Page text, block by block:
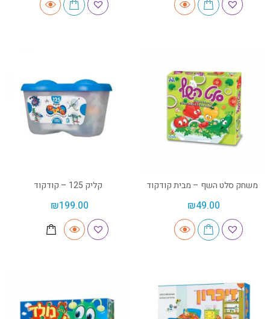
משחק סלט השף – מבית קודקוד
₪49.00
קליק 125 – קודקוד
₪199.00